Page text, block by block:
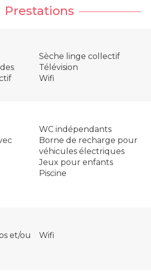
Prestations
Sèche linge collectif
Télévision
Wifi
WC indépendants
Borne de recharge pour
véhicules électriques
Jeux pour enfants
Piscine
et/ou
Wifi